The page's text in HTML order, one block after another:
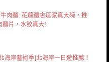
肉麵: 花蓮麵店這家真大碗，推
麵片，水餃真大!
海岸藝術季]北海岸一日遊推薦！